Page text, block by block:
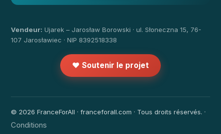
Vendeur: Ujarek – Jarosław Borowski · ul. Słoneczna 15, 76-
107 Jarosławiec · NIP 8392518338
❤️ Soutenir le projet
© 2026 FranceForAll · franceforall.com · Tous droits réservés. ·
Conditions